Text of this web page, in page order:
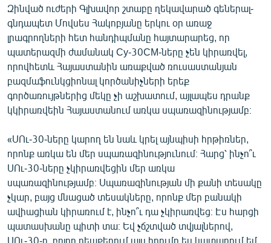
Զինված ուժերի Գլխավոր շտաբը ղեկավարած գեներալ-
գնդապետ Մովսես Հակոբյանը երկու օր առաջ
լրագրողների հետ հանդիպմանը հայտարարեց, որ
պատերազմի ժամանակ Су-30СМ-ները չեն կիրառվել,
որովհետև Հայաստանին առաքված ռուսաստանյան
բազմաֆունկցիոնալ կործանիչների երեք
գործառույթներից մեկը չի աշխատում, այլապես դրանք
կկիրառվեին Հայաստանում առկա սպառազինությամբ։
«ՍՈւ-30-ները կարող են նաև կրել այնպիսի հրթիռներ,
որոնք առկա են մեր սպառազինությունում։ Հարց՝ ինչո՞ւ
ՍՈւ-30-ները չկիրառվեցին մեր առկա
սպառազինությամբ։ Սպառազինության մի քանի տեսակը
չկար, բայց մնացած տեսակները, որոնք մեր բանակի
ավիացիան կիրառում է, ինչո՞ւ դա չկիրառվեց։ Էս հարցի
պատասխանը պիտի տա։ Եվ չճշտված տվյալներով,
ՍՈւ-30-ը, բոլոր դեպքերում այս հղումը ես կատարում եմ